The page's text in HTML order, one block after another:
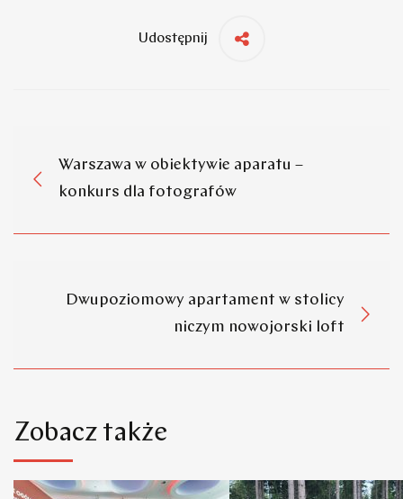
Udostępnij
Warszawa w obiektywie aparatu –
konkurs dla fotografów
Dwupoziomowy apartament w stolicy
niczym nowojorski loft
Zobacz także